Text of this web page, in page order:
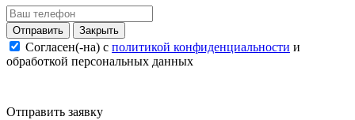
Закрыть
Согласен(-на) c политикой конфиденциальности и
обработкой персональных данных
Отправить заявку